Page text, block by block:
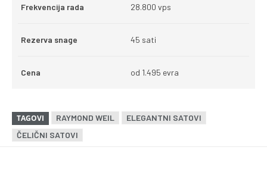
Frekvencija rada 28.800 vps
Rezerva snage 45 sati
Cena od 1.495 evra
TAGOVI RAYMOND WEIL
ELEGANTNI SATOVI
ČELIČNI SATOVI